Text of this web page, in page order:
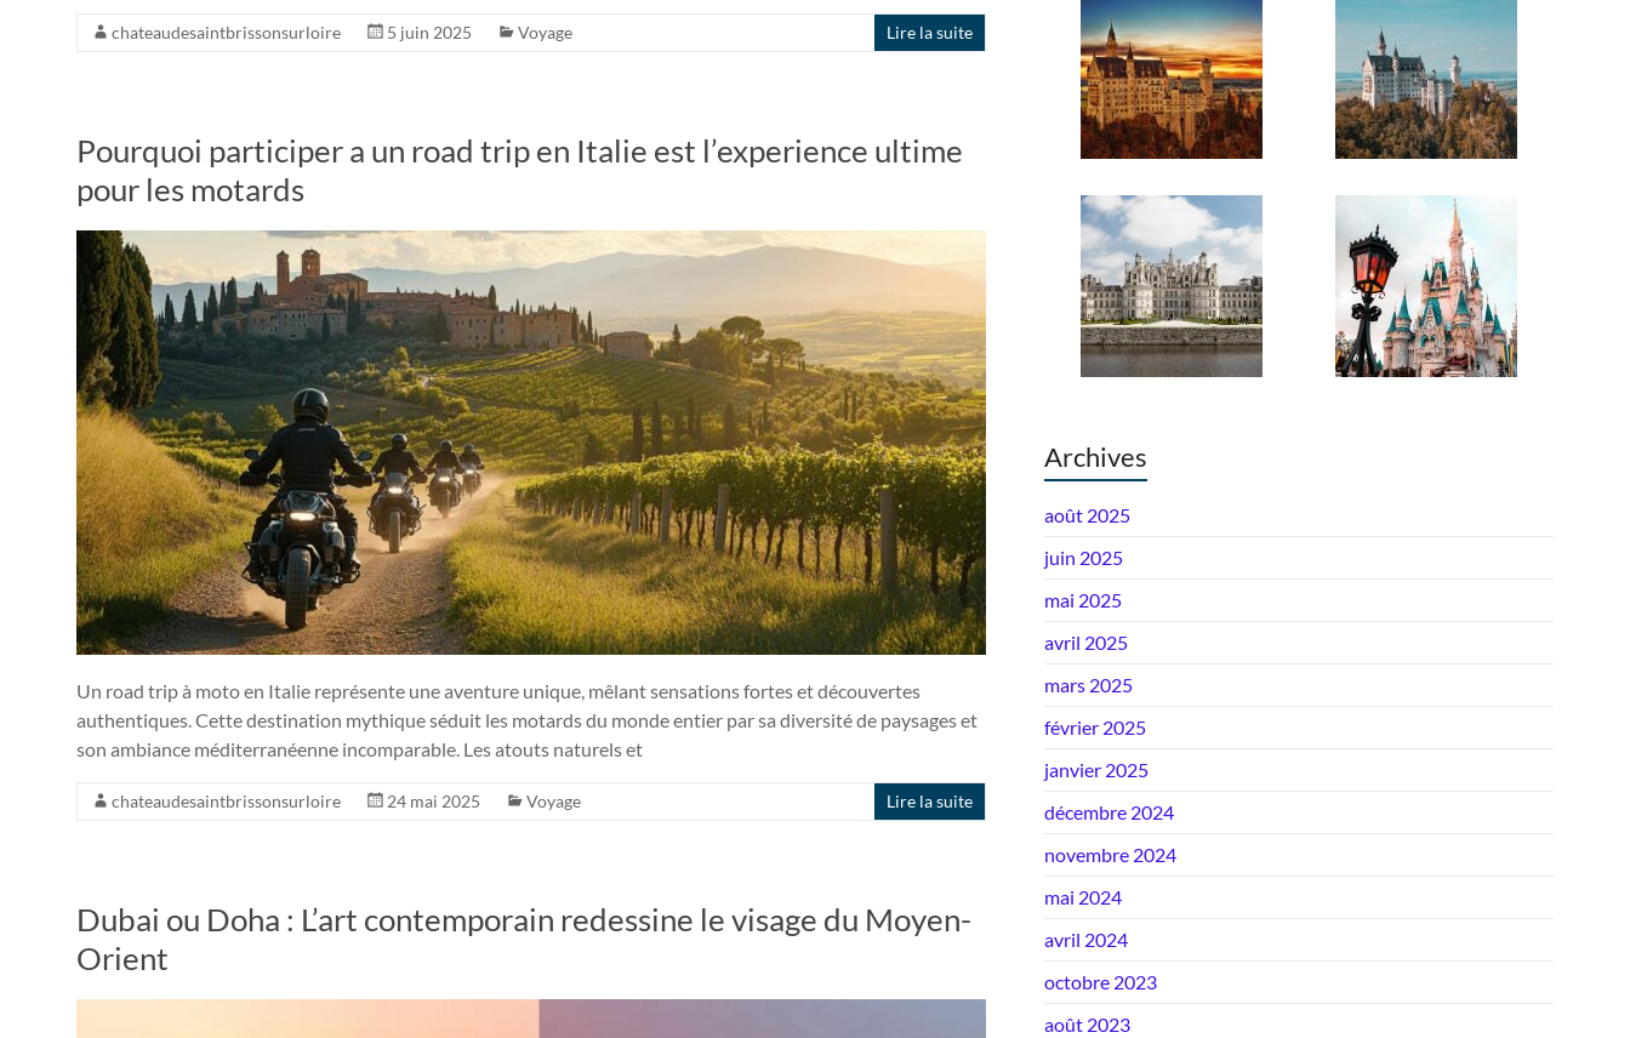
chateaudesaintbrissonsurloire 5 juin 2025 Voyage Lire la suite
Pourquoi participer a un road trip en Italie est l’experience ultime
pour les motards
Un road trip à moto en Italie représente une aventure unique, mêlant sensations fortes et découvertes
authentiques. Cette destination mythique séduit les motards du monde entier par sa diversité de paysages et
son ambiance méditerranéenne incomparable. Les atouts naturels et
chateaudesaintbrissonsurloire 24 mai 2025 Voyage Lire la suite
Dubai ou Doha : L’art contemporain redessine le visage du Moyen-
Orient
Archives
août 2025
juin 2025
mai 2025
avril 2025
mars 2025
février 2025
janvier 2025
décembre 2024
novembre 2024
mai 2024
avril 2024
octobre 2023
août 2023